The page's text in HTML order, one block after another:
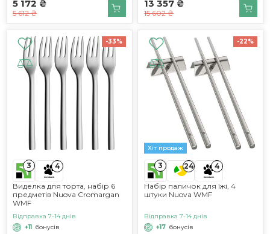
5 172 ₴
5 612 ₴
13 357 ₴
15 602 ₴
3 4
Виделка для торта, набір 6
предметів Nuova Cromargan
WMF
-33%
Відправка 7-14 днів
+11
бонусів
Хіт продаж
3 24 4
Набір паличок для їжі, 4
штуки Nuova WMF
-22%
Відправка 7-14 днів
+17 бонусів